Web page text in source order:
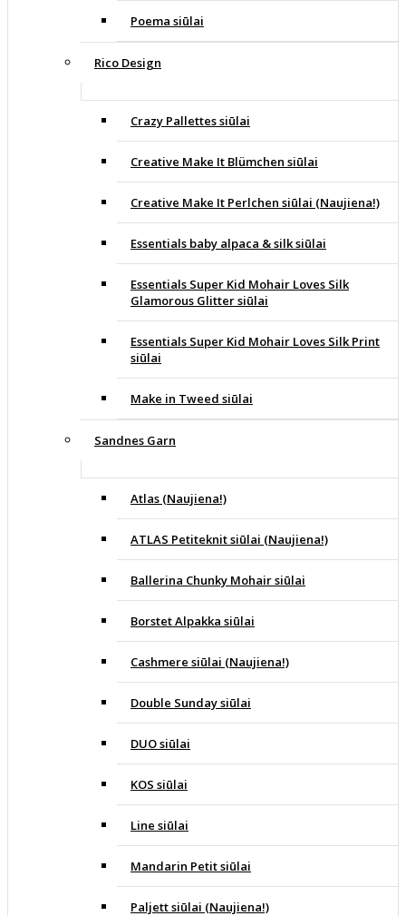
Poema siūlai
Rico Design
Crazy Pallettes siūlai
Creative Make It Blümchen siūlai
Creative Make It Perlchen siūlai (Naujiena!)
Essentials baby alpaca & silk siūlai
Essentials Super Kid Mohair Loves Silk
Glamorous Glitter siūlai
Essentials Super Kid Mohair Loves Silk Print
siūlai
Make in Tweed siūlai
Sandnes Garn
Atlas (Naujiena!)
ATLAS Petiteknit siūlai (Naujiena!)
Ballerina Chunky Mohair siūlai
Borstet Alpakka siūlai
Cashmere siūlai (Naujiena!)
Double Sunday siūlai
DUO siūlai
KOS siūlai
Line siūlai
Mandarin Petit siūlai
Paljett siūlai (Naujiena!)